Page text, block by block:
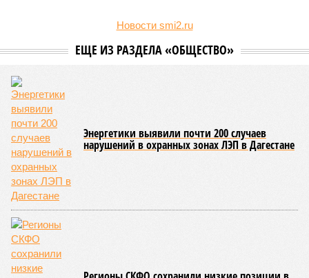
месяцев текущего года было зафиксировано 58
деяния, что превышает показатель за аналогичный период
всего 16 человек.
В соседней Северной Осетии число подростков-
правонарушителей подскочило с 10 до 17. Обе
северокавказские республики в итоге оказались в первой
пятёрке общероссийского антирейтинга.
Эти данные
Министерства внутренних дел Российской Федерации.
В масштабах всей страны картина также выглядит
тревожно: за первое полугодие общее количество
несовершеннолетних преступников увеличилось по
сравнению с аналогичным периодом минувшего года на 945
человек и достигло отметки в 11,4 тысячи.